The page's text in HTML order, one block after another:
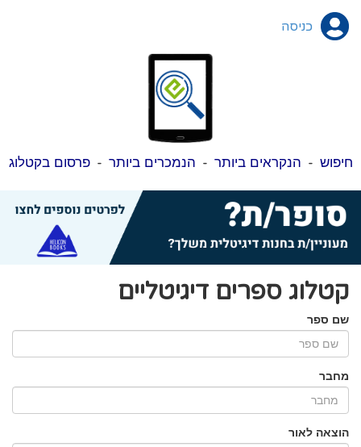
כניסה
חיפוש - הנקראים ביותר - הנמכרים ביותר -פרסום בקטלוג
קטלוג ספרים דיגיטליים
שם ספר
מחבר
הוצאה לאור